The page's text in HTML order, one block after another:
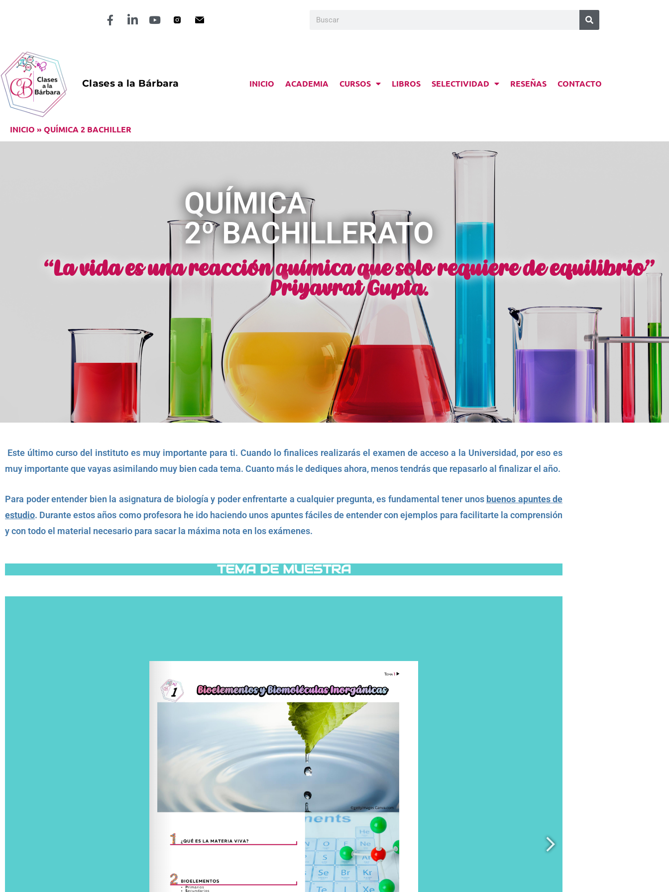
Clases a la Bárbara INICIO ACADEMIA CURSOS LIBROS SELECTIVIDAD RESEÑAS CONTACTO
INICIO » QUÍMICA 2 BACHILLER
QUÍMICA
2º BACHILLERATO
“La vida es una reacción química que solo requiere de equilibrio”
Priyavrat Gupta.
Este último curso del instituto es muy importante para ti. Cuando lo finalices realizarás el examen de acceso a la Universidad, por eso es
muy importante que vayas asimilando muy bien cada tema. Cuanto más le dediques ahora, menos tendrás que repasarlo al finalizar el año.
Para poder entender bien la asignatura de biología y poder enfrentarte a cualquier pregunta, es fundamental tener unos buenos apuntes de
estudio. Durante estos años como profesora he ido haciendo unos apuntes fáciles de entender con ejemplos para facilitarte la comprensión
y con todo el material necesario para sacar la máxima nota en los exámenes.
TEMA DE MUESTRA